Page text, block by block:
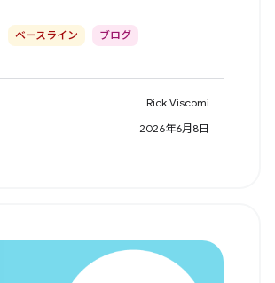
ベースライン ブログ
Rick Viscomi
2026年6月8日